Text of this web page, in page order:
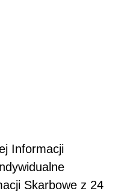
Informacji
Skarbowe z 24